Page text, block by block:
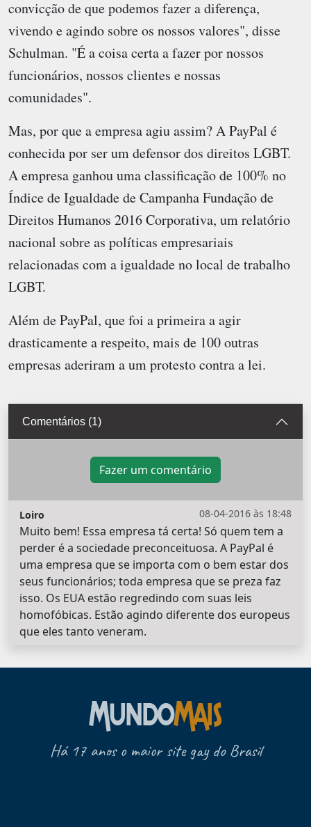
convicção de que podemos fazer a diferença,
vivendo e agindo sobre os nossos valores", disse
Schulman. "É a coisa certa a fazer por nossos
funcionários, nossos clientes e nossas
comunidades".
Mas, por que a empresa agiu assim? A PayPal é
conhecida por ser um defensor dos direitos LGBT.
A empresa ganhou uma classificação de 100% no
Índice de Igualdade de Campanha Fundação de
Direitos Humanos 2016 Corporativa, um relatório
nacional sobre as políticas empresariais
relacionadas com a igualdade no local de trabalho
LGBT.
Além de PayPal, que foi a primeira a agir
drasticamente a respeito, mais de 100 outras
empresas aderiram a um protesto contra a lei.
Comentários (1)
Fazer um comentário
08-04-2016 às 18:48
Loiro
Muito bem! Essa empresa tá certa! Só quem tem a
perder é a sociedade preconceituosa. A PayPal é
uma empresa que se importa com o bem estar dos
seus funcionários; toda empresa que se preza faz
isso. Os EUA estão regredindo com suas leis
homofóbicas. Estão agindo diferente dos europeus
que eles tanto veneram.
Há 17 anos o maior site gay do Brasil